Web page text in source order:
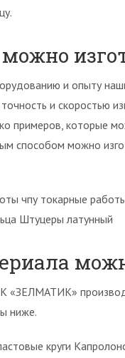
и опыту
и скоростью
примеров, которые
способом можно
чпу токарные
Штуцеры латунный
ниже.
круги